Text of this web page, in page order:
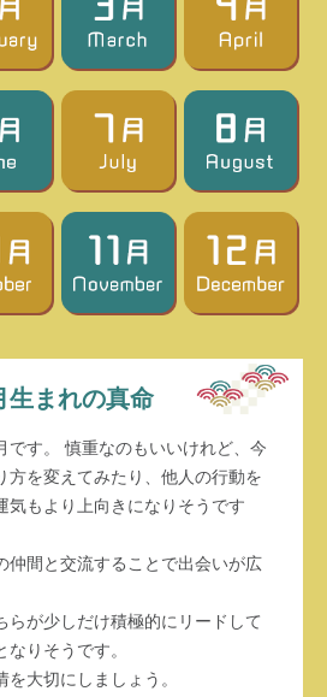
生まれの真命
です。 慎重なのもいいけれど、今
方を変えてみたり、他人の行動を
気もより上向きになりそうです
仲間と交流することで出会いが広
らが少しだけ積極的にリードして
りそうです。
を大切にしましょう。